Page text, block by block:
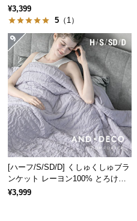
品・
キ
ャ
ン
セ
ル
に
つ
い
て
保
¥3,399
5 （1）
[ハーフ/S/SD/D] くしゅくしゅブラ
ンケット レーヨン100% とろける
肌触り
¥3,999